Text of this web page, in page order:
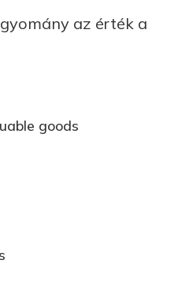
az érték a
goods